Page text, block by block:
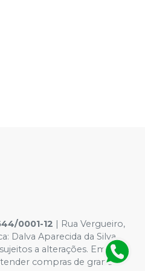
0001-12 | Rua Vergueiro,
Dalva Aparecida da Silva
a alterações. Em caso
compras de grandes